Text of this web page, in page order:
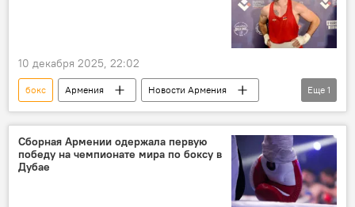
10 декабря 2025, 22:02
бокс Армения
Новости Армения
Спорт
Еще 1
Сборная Армении одержала первую
победу на чемпионате мира по боксу в
Дубае